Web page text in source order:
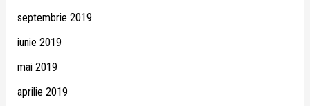
septembrie 2019
iunie 2019
mai 2019
aprilie 2019